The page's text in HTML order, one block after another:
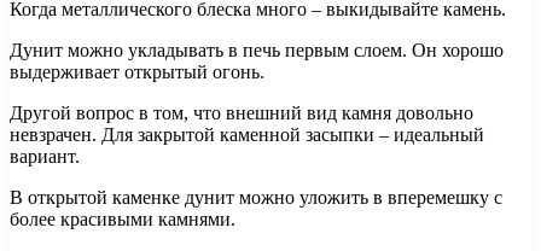
Когда металлического блеска много – выкидывайте камень.
Дунит можно укладывать в печь первым слоем. Он хорошо
выдерживает открытый огонь.
Другой вопрос в том, что внешний вид камня довольно
невзрачен. Для закрытой каменной засыпки – идеальный
вариант.
В открытой каменке дунит можно уложить в вперемешку с
более красивыми камнями.